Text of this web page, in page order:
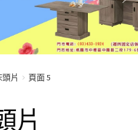
片 頁面 5
片